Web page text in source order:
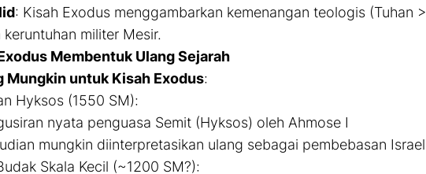
: Kisah Exodus menggambarkan kemenangan teologis (Tuhan >
keruntuhan militer Mesir.
Membentuk Ulang Sejarah
Mungkin untuk Kisah Exodus:
Hyksos (1550 SM):
nyata penguasa Semit (Hyksos) oleh Ahmose I
mungkin diinterpretasikan ulang sebagai pembebasan Israel
Skala Kecil (~1200 SM?):